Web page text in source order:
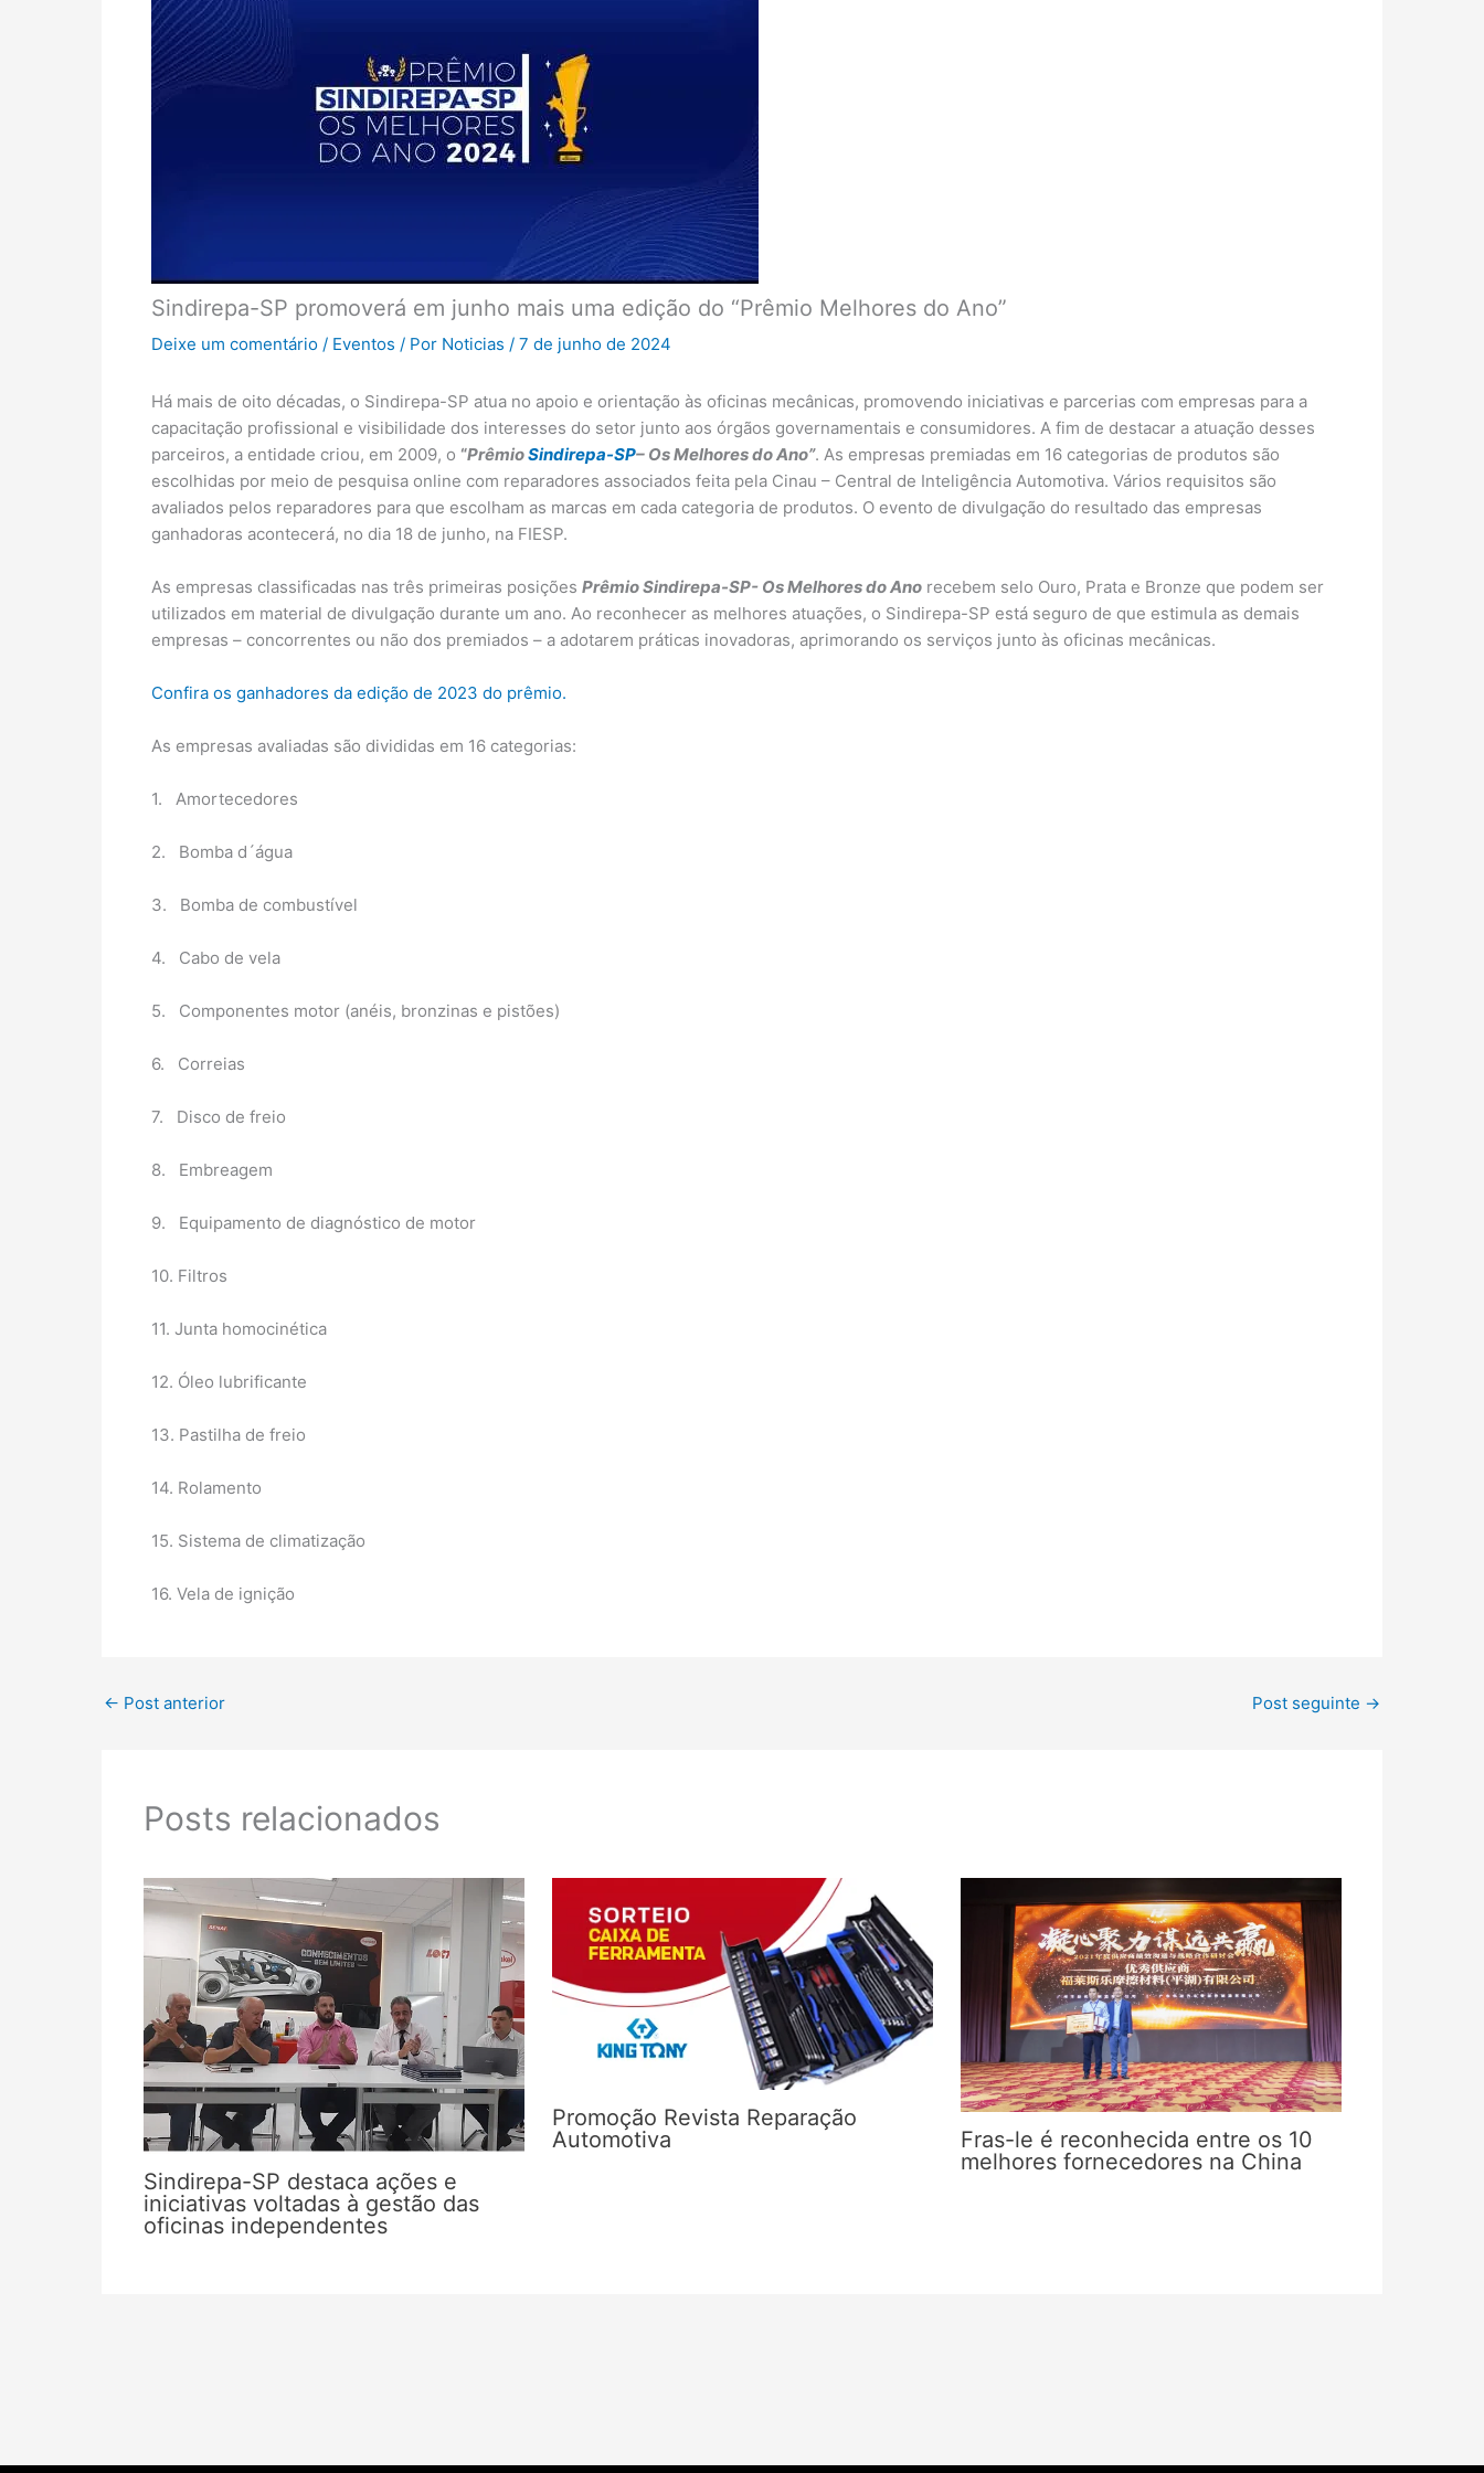
Sindirepa-SP promoverá em junho mais uma edição do “Prêmio Melhores do Ano”
Deixe um comentário / Eventos / Por Noticias / 7 de junho de 2024
Há mais de oito décadas, o Sindirepa-SP atua no apoio e orientação às oficinas mecânicas, promovendo iniciativas e parcerias com empresas para a
capacitação profissional e visibilidade dos interesses do setor junto aos órgãos governamentais e consumidores. A fim de destacar a atuação desses
parceiros, a entidade criou, em 2009, o “PrêmioSindirepa-SP– Os Melhores do Ano”. As empresas premiadas em 16 categorias de produtos são
escolhidas por meio de pesquisa online com reparadores associados feita pela Cinau – Central de Inteligência Automotiva. Vários requisitos são
avaliados pelos reparadores para que escolham as marcas em cada categoria de produtos. O evento de divulgação do resultado das empresas
ganhadoras acontecerá, no dia 18 de junho, na FIESP.
As empresas classificadas nas três primeiras posições Prêmio Sindirepa-SP- Os Melhores do Ano recebem selo Ouro, Prata e Bronze que podem ser
utilizados em material de divulgação durante um ano. Ao reconhecer as melhores atuações, o Sindirepa-SP está seguro de que estimula as demais
empresas – concorrentes ou não dos premiados – a adotarem práticas inovadoras, aprimorando os serviços junto às oficinas mecânicas.
Confira os ganhadores da edição de 2023 do prêmio.
As empresas avaliadas são divididas em 16 categorias:
1. Amortecedores
2. Bomba d´água
3. Bomba de combustível
4. Cabo de vela
5. Componentes motor (anéis, bronzinas e pistões)
6. Correias
7. Disco de freio
8. Embreagem
9. Equipamento de diagnóstico de motor
10. Filtros
11. Junta homocinética
12. Óleo lubrificante
13. Pastilha de freio
14. Rolamento
15. Sistema de climatização
16. Vela de ignição
← Post anterior Post seguinte →
Posts relacionados
Sindirepa-SP destaca ações e
iniciativas voltadas à gestão das
oficinas independentes
Promoção Revista Reparação
Automotiva
Fras-le é reconhecida entre os 10
melhores fornecedores na China